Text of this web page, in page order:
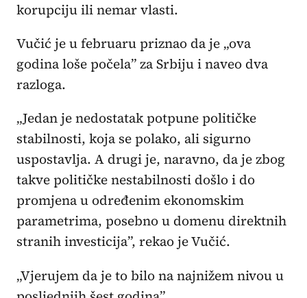
korupciju ili nemar vlasti.
Vučić je u februaru priznao da je „ova
godina loše počela” za Srbiju i naveo dva
razloga.
„Jedan je nedostatak potpune političke
stabilnosti, koja se polako, ali sigurno
uspostavlja. A drugi je, naravno, da je zbog
takve političke nestabilnosti došlo i do
promjena u određenim ekonomskim
parametrima, posebno u domenu direktnih
stranih investicija”, rekao je Vučić.
„Vjerujem da je to bilo na najnižem nivou u